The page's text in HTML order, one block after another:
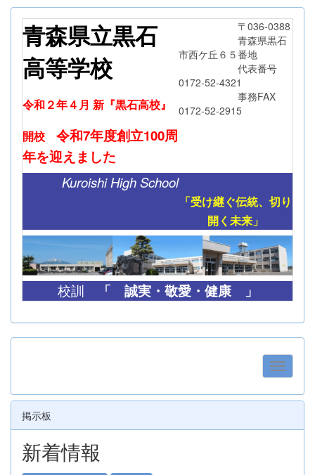
青森県立黒石
高等学校
令和２年４月 新『黒石高校』
開校
令和7年度創立100周
年を迎えました
〒036-0388
青森県黒石
市西ケ丘６５番地
代表番号
0172-52-4321
事務FAX
0172-52-2915
Kuroishi High School
「受け継ぐ伝統、切り
開く未来」
校訓 「 誠実・敬愛・健康 」
掲示板
新着情報